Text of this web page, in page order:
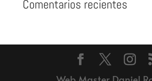
Comentarios recientes